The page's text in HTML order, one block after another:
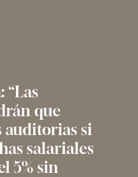
“Las
que
auditorias si
salariales
5% sin